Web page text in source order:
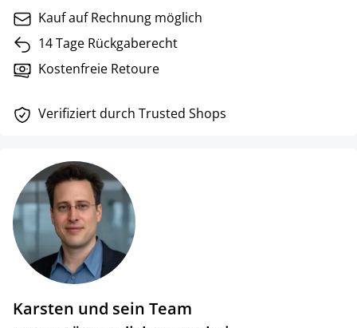
Kauf auf Rechnung möglich
14 Tage Rückgaberecht
Kostenfreie Retoure
Verifiziert durch Trusted Shops
Karsten und sein Team